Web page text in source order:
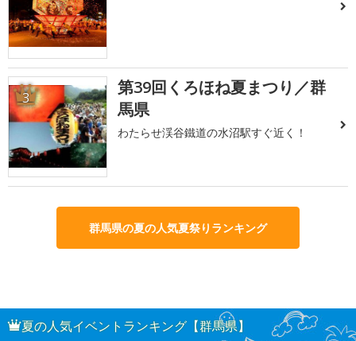
3
第39回くろほね夏まつり／群
馬県
わたらせ渓谷鐵道の水沼駅すぐ近く！
群馬県の夏の人気夏祭りランキング
夏の人気イベントランキング【群馬県】